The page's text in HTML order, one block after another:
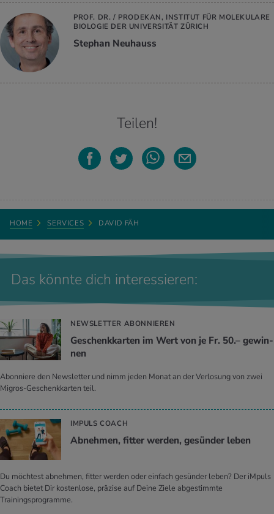
PROF. DR. / PRODEKAN, INSTITUT FÜR MOLEKULARE
BIOLOGIE DER UNIVERSITÄT ZÜRICH
Stephan Neuhauss
Teilen!
HOME SERVICES DAVID FÄH
Das könnte dich interessieren:
NEWSLETTER ABONNIEREN
Ge­schenk­kar­ten im Wert von je Fr. 50.– ge­win­
nen
Abonniere den Newsletter und nimm jeden Monat an der Verlosung von zwei
Migros-Geschenkkarten teil.
IMPULS COACH
Ab­neh­men, fit­ter wer­den, ge­sün­der leben
Du möchtest abnehmen, fitter werden oder einfach gesünder leben? Der iMpuls
Coach bietet Dir kostenlose, präzise auf Deine Ziele abgestimmte
Trainingsprogramme.